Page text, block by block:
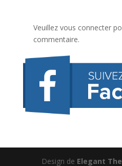
Veuillez vous connecter
commentaire.
Design de Elegant